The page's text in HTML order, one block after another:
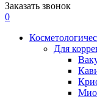
Заказать звонок
0
Для